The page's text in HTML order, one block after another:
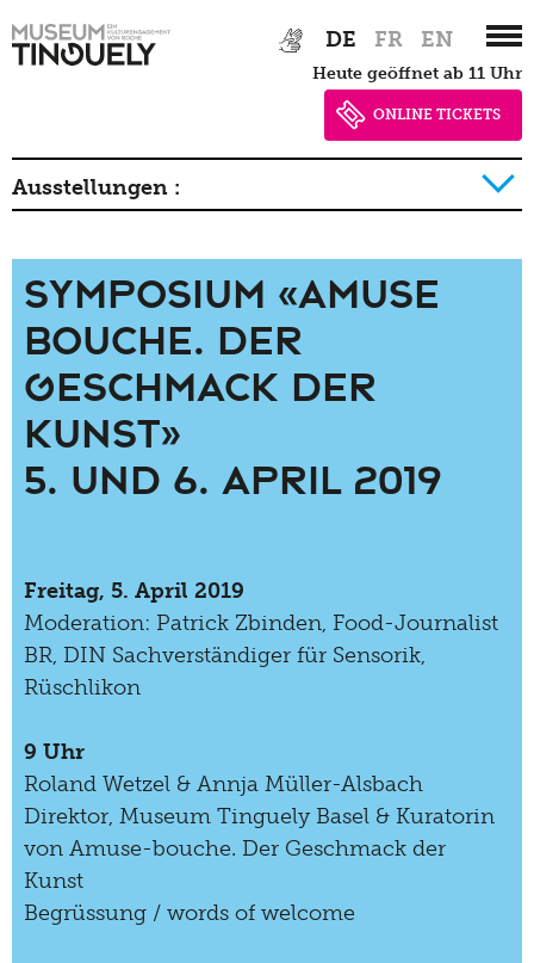
Hauptnavigation
to
DE FR EN
heute geöffnet ab 11 Uhr
ONLINE TICKETS
Ausstellungen :
2025
2024
2023
2022
2021
2018
2017
2015
2014
2013
2012
Symposium «Amuse
bouche. Der
Geschmack der
Kunst»
5. und 6. April 2019
Freitag, 5. April 2019
Moderation: Patrick Zbinden, Food-Journalist
BR, DIN Sachverständiger für Sensorik,
Rüschlikon
9 Uhr
Roland Wetzel & Annja Müller-Alsbach
Direktor, Museum Tinguely Basel & Kuratorin
von Amuse-bouche. Der Geschmack der
Kunst
Begrüssung / words of welcome